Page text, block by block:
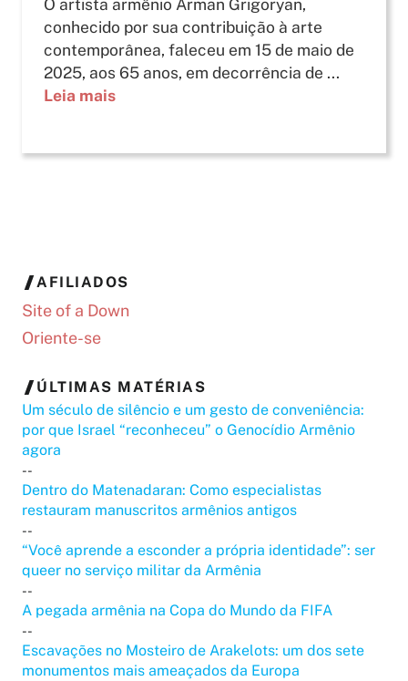
O artista armênio Arman Grigoryan,
conhecido por sua contribuição à arte
contemporânea, faleceu em 15 de maio de
2025, aos 65 anos, em decorrência de ...
Leia mais
AFILIADOS
Site of a Down
Oriente-se
ÚLTIMAS MATÉRIAS
Um século de silêncio e um gesto de conveniência:
por que Israel “reconheceu” o Genocídio Armênio
agora
--
Dentro do Matenadaran: Como especialistas
restauram manuscritos armênios antigos
--
“Você aprende a esconder a própria identidade”: ser
queer no serviço militar da Armênia
--
A pegada armênia na Copa do Mundo da FIFA
--
Escavações no Mosteiro de Arakelots: um dos sete
monumentos mais ameaçados da Europa